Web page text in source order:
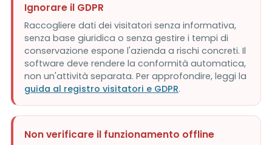
Ignorare il GDPR
Raccogliere dati dei visitatori senza informativa,
senza base giuridica o senza gestire i tempi di
conservazione espone l'azienda a rischi concreti. Il
software deve rendere la conformità automatica,
non un'attività separata. Per approfondire, leggi la
guida al registro visitatori e GDPR.
Non verificare il funzionamento offline